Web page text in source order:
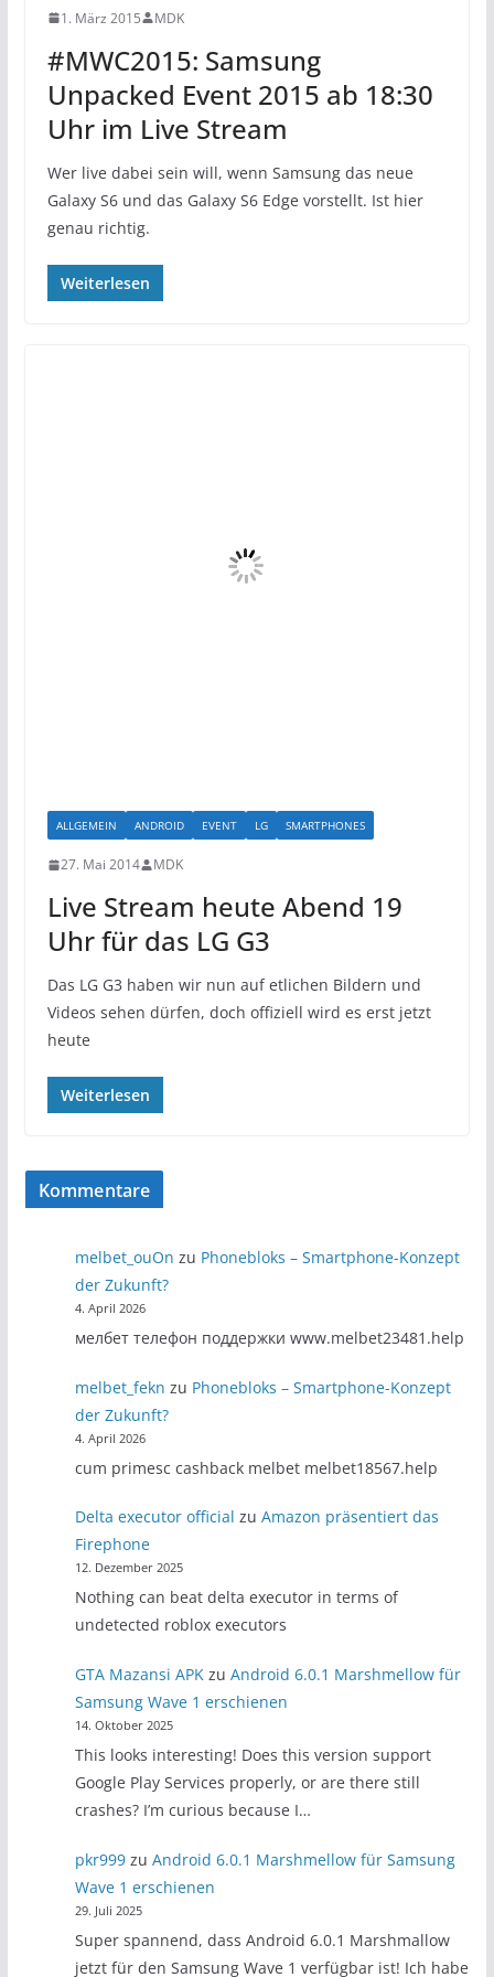
1. März 2015 MDK
#MWC2015: Samsung
Unpacked Event 2015 ab 18:30
Uhr im Live Stream
Wer live dabei sein will, wenn Samsung das neue
Galaxy S6 und das Galaxy S6 Edge vorstellt. Ist hier
genau richtig.
Weiterlesen
ALLGEMEIN ANDROID EVENT LG SMARTPHONES
27. Mai 2014 MDK
Live Stream heute Abend 19
Uhr für das LG G3
Das LG G3 haben wir nun auf etlichen Bildern und
Videos sehen dürfen, doch offiziell wird es erst jetzt
heute
Weiterlesen
Kommentare
melbet_ouOn zu Phonebloks – Smartphone-Konzept
der Zukunft?
4. April 2026
мелбет телефон поддержки www.melbet23481.help
melbet_fekn zu Phonebloks – Smartphone-Konzept
der Zukunft?
4. April 2026
cum primesc cashback melbet melbet18567.help
Delta executor official zuAmazon präsentiert das
Firephone
12. Dezember 2025
Nothing can beat delta executor in terms of
undetected roblox executors
GTA Mazansi APK zuAndroid 6.0.1 Marshmellow für
Samsung Wave 1 erschienen
14. Oktober 2025
This looks interesting! Does this version support
Google Play Services properly, or are there still
crashes? I’m curious because I…
pkr999 zuAndroid 6.0.1 Marshmellow für Samsung
Wave 1 erschienen
29. Juli 2025
Super spannend, dass Android 6.0.1 Marshmallow
jetzt für den Samsung Wave 1 verfügbar ist! Ich habe